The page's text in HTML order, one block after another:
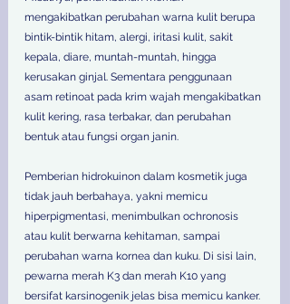
mengakibatkan perubahan warna kulit berupa
bintik-bintik hitam, alergi, iritasi kulit, sakit
kepala, diare, muntah-muntah, hingga
kerusakan ginjal. Sementara penggunaan
asam retinoat pada krim wajah mengakibatkan
kulit kering, rasa terbakar, dan perubahan
bentuk atau fungsi organ janin.
Pemberian hidrokuinon dalam kosmetik juga
tidak jauh berbahaya, yakni memicu
hiperpigmentasi, menimbulkan ochronosis
atau kulit berwarna kehitaman, sampai
perubahan warna kornea dan kuku. Di sisi lain,
pewarna merah K3 dan merah K10 yang
bersifat karsinogenik jelas bisa memicu kanker.